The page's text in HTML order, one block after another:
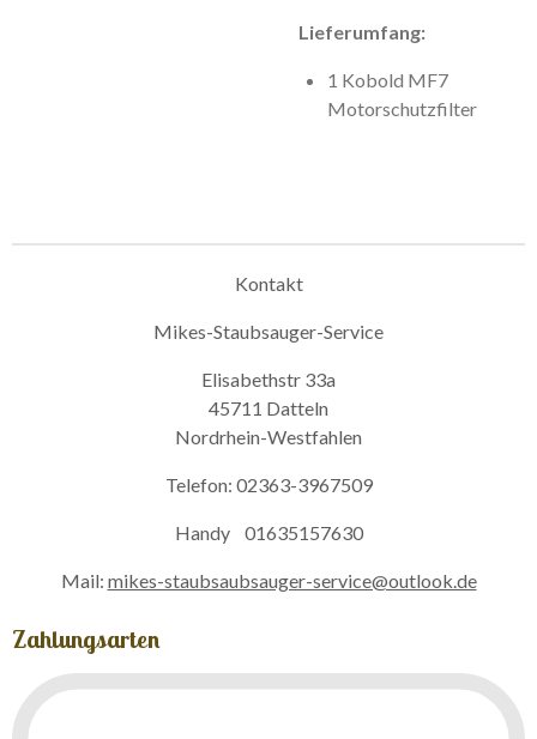
Lieferumfang:
1 Kobold MF7
Motorschutzfilter
Kontakt
Mikes-Staubsauger-Service
Elisabethstr 33a
45711 Datteln
Nordrhein-Westfahlen
Telefon: 02363-3967509
Handy 01635157630
Mail: mikes-staubsaubsauger-service@outlook.de
Zahlungsarten